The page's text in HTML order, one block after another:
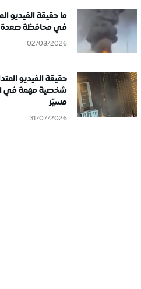
ما حقيقة الفيديو
في محافظة صعدة
02/08/2026
حقيقة الفيديو
شخصية مهمة في
مسيَّر
31/07/2026